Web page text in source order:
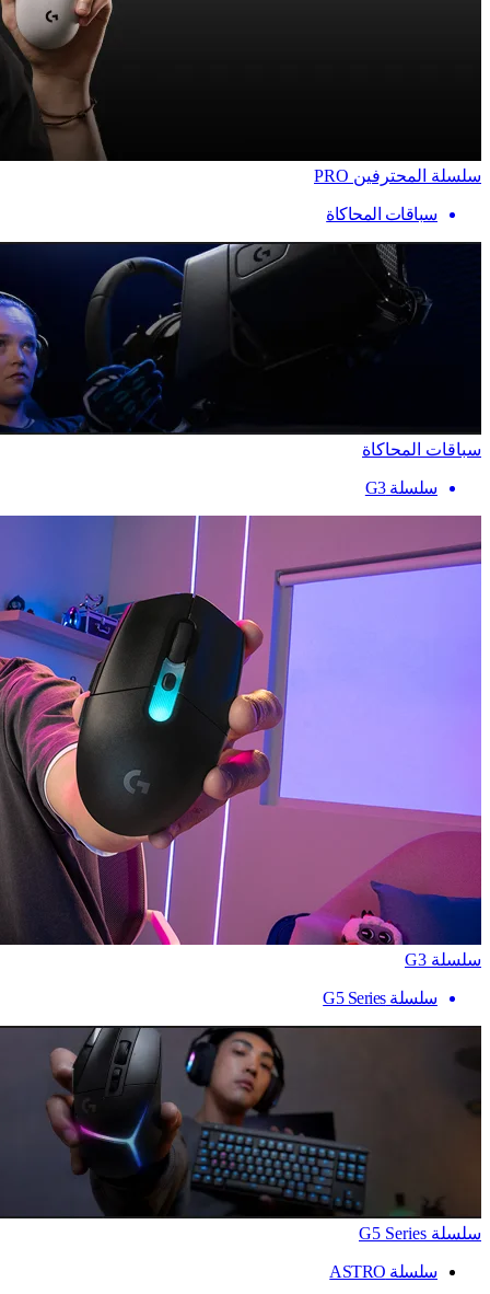
سلسلة المحترفين PRO
سباقات المحاكاة
سباقات المحاكاة
سلسلة G3
سلسلة G3
سلسلة G5 Series
سلسلة G5 Series
سلسلة ASTRO